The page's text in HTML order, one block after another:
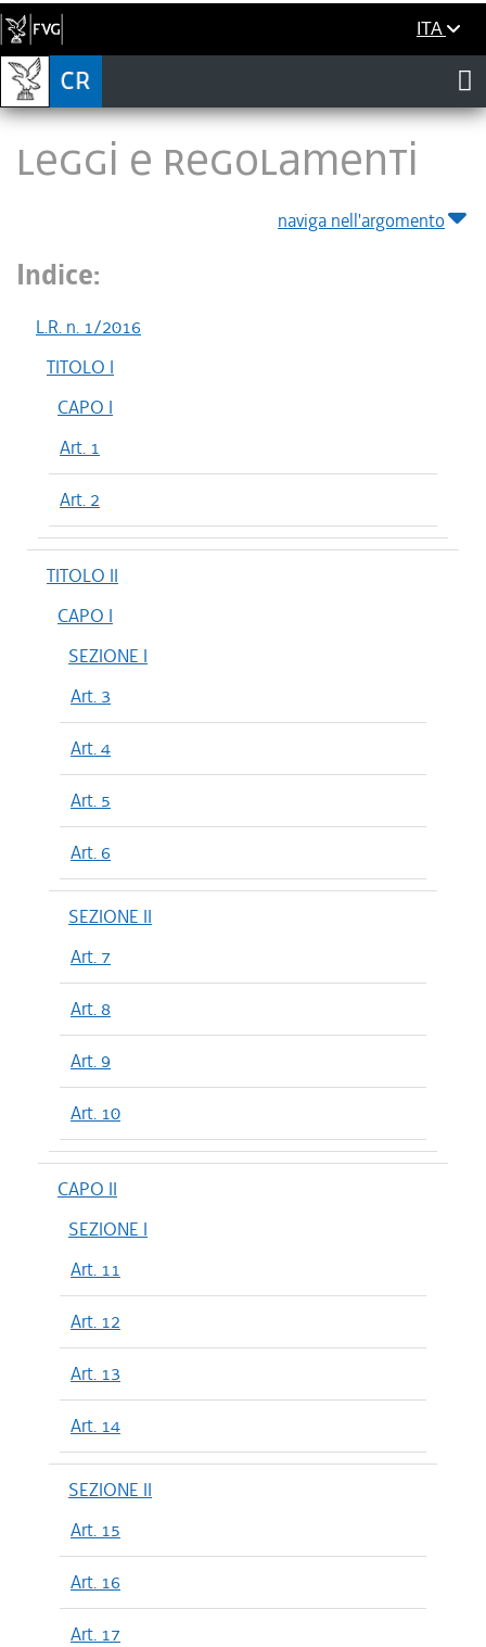
ITA
LEGGI E REGOLAMENTI
naviga nell'argomento
Indice:
L.R. n. 1/2016
TITOLO I
CAPO I
Art. 1
Art. 2
TITOLO II
CAPO I
SEZIONE I
Art. 3
Art. 4
Art. 5
Art. 6
SEZIONE II
Art. 7
Art. 8
Art. 9
Art. 10
CAPO II
SEZIONE I
Art. 11
Art. 12
Art. 13
Art. 14
SEZIONE II
Art. 15
Art. 16
Art. 17